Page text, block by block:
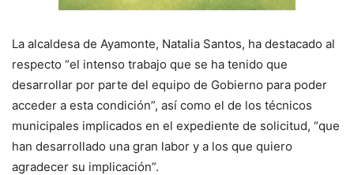
La alcaldesa de Ayamonte, Natalia Santos, ha destacado al
respecto “el intenso trabajo que se ha tenido que
desarrollar por parte del equipo de Gobierno para poder
acceder a esta condición”, así como el de los técnicos
municipales implicados en el expediente de solicitud, “que
han desarrollado una gran labor y a los que quiero
agradecer su implicación”.